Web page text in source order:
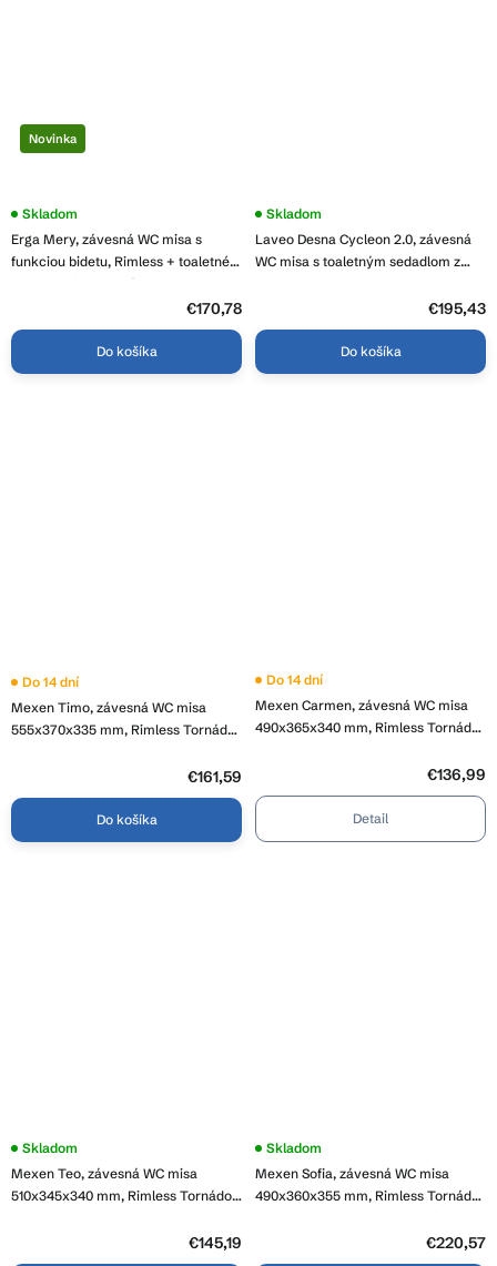
Novinka
Erga Mery, závesná WC misa s
funkciou bidetu, Rimless + toaletné
sedadlo, biela lesklá, ERG-V03-
Skladom
€170,78
Do košíka
Laveo Desna Cycleon 2.0, závesná
WC misa s toaletným sedadlom z
Priemerné
produktu
je
Skladom
€195,43
Do košíka
Mexen Timo, závesná WC misa
555x370x335 mm, Rimless Tornádo
Do 14 dní
€161,59
Do košíka
Mexen Carmen, závesná WC misa
490x365x340 mm, Rimless Tornádo
Do 14 dní
€136,99
Detail
Mexen Teo, závesná WC misa
510x345x340 mm, Rimless Tornádo
Skladom
€145,19
Mexen Sofia, závesná WC misa
490x360x355 mm, Rimless Tornádo
Skladom
€220,57